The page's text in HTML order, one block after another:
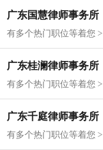
广东国慧律师事务所
有多个热门职位等着您 >
广东桂澜律师事务所
有多个热门职位等着您 >
广东千庭律师事务所
有多个热门职位等着您 >